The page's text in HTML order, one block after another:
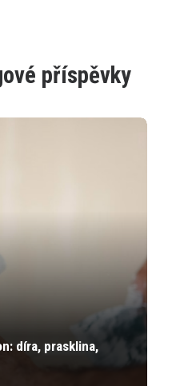
příspěvky
díra, prasklina,